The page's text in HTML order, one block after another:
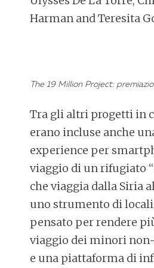
Harman and Teresita
The 19 Million Project:
Tra gli altri progetti in
erano incluse anche
experience per
viaggio di un rifugiato
che viaggia dalla Siria
uno strumento di
pensato per rendere
viaggio dei minori
e una piattaforma di